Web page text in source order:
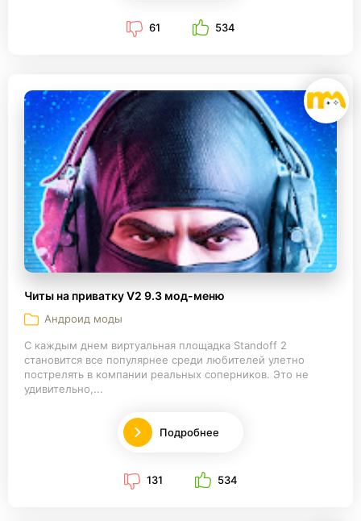
61 534
Читы на приватку V2 9.3 мод-меню
Андроид моды
С каждым днем виртуальная площадка Standoff 2
становится все популярнее среди любителей улетно
пострелять в компании реальных соперников. Это не
удивительно,...
Подробнее
131 534